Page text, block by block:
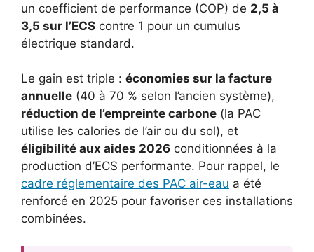
un coefficient de performance (COP) de 2,5 à
3,5 sur l’ECS contre 1 pour un cumulus
électrique standard.
Le gain est triple : économies sur la facture
annuelle (40 à 70 % selon l’ancien système),
réduction de l’empreinte carbone (la PAC
utilise les calories de l’air ou du sol), et
éligibilité aux aides 2026 conditionnées à la
production d’ECS performante. Pour rappel, le
cadre réglementaire des PAC air-eau a été
renforcé en 2025 pour favoriser ces installations
combinées.